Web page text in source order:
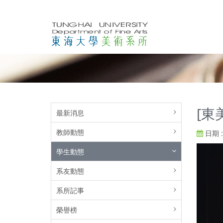
最新消息
教師動態
學生動態
系友動態
系所記事
榮譽榜
[東
日期